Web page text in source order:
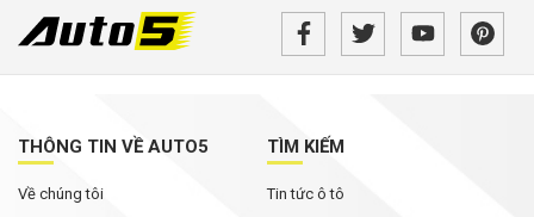
THÔNG TIN VỀ AUTO5
Về chúng tôi
TÌM KIẾM
Tin tức ô tô